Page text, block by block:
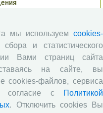
используемых на
основе метода BLUP и
сверстницы».
по изучению
силоса в условиях
растениеводства
мы используем cookies-
и статистического
Вами страниц сайта
на сайте, вы
cookies-файлов, сервиса
согласие с
Политикой
. Отключить cookies Вы